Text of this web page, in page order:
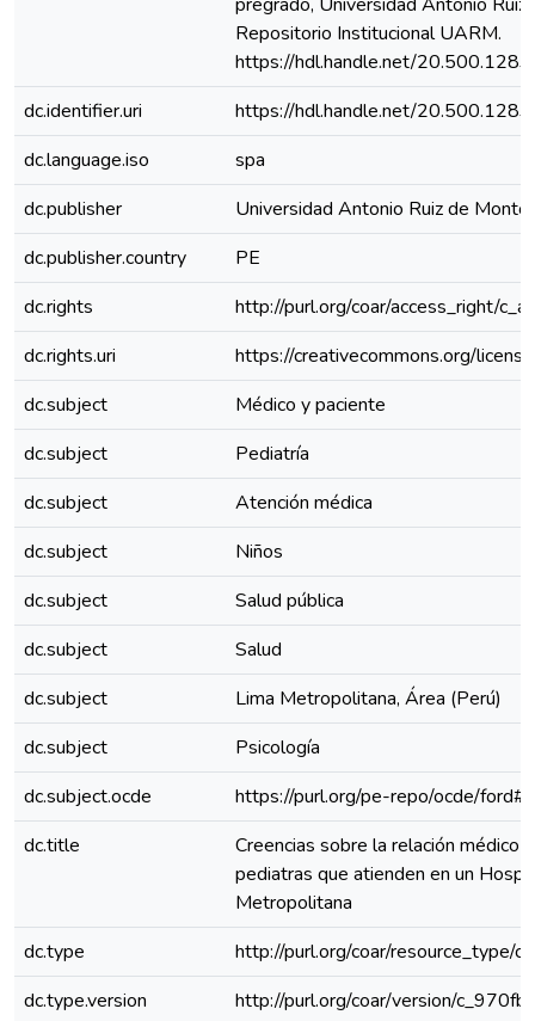
Repositorio Institucional UARM.
https://hdl.handle.net/
dc.identifier.uri
https://hdl.handle.net/
dc.language.iso
spa
dc.publisher
Universidad Antonio Ruiz de
dc.publisher.country
PE
dc.rights
http://purl.org/coar/access_right/
dc.rights.uri
https://creativecommons.org/
dc.subject
Médico y paciente
dc.subject
Pediatría
dc.subject
Atención médica
dc.subject
Niños
dc.subject
Salud pública
dc.subject
Salud
dc.subject
Lima Metropolitana, Área (Perú)
dc.subject
Psicología
dc.subject.ocde
https://purl.org/pe-repo/ocde/
dc.title
Creencias sobre la relación médico
pediatras que atienden en un
Metropolitana
dc.type
http://purl.org/coar/resource_type/
dc.type.version
http://purl.org/coar/version/